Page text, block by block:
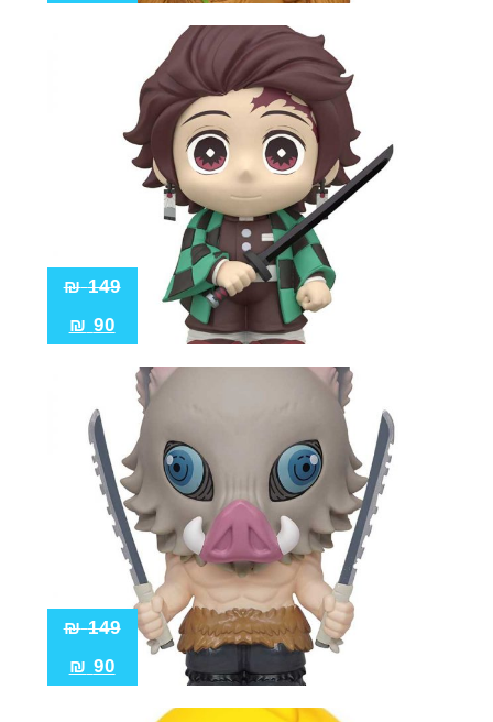
149
₪
90
₪
149
₪
90
₪